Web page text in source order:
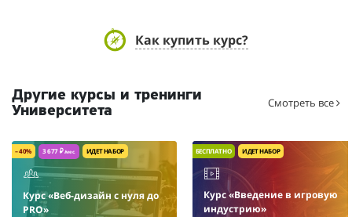
Как купить курс?
Другие курсы и тренинги
Университета
Смотреть все
– 40% 3 677 ₽/мес. ИДЕТ НАБОР
Курс «Веб-дизайн с нуля до
PRO»
БЕСПЛАТНО ИДЕТ НАБОР
Курс «Введение в игровую
индустрию»